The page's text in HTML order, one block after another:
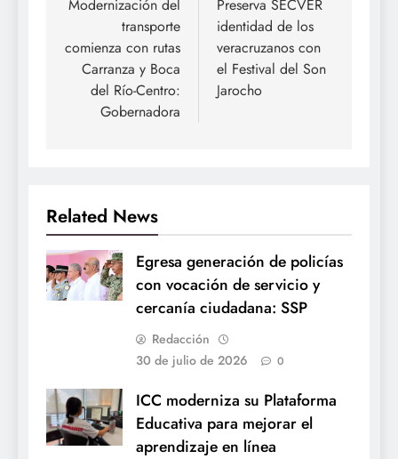
de
entradas
Modernización del
transporte
comienza con rutas
Carranza y Boca
del Río-Centro:
Gobernadora
Preserva SECVER
identidad de los
veracruzanos con
el Festival del Son
Jarocho
Related News
Egresa generación de policías
con vocación de servicio y
cercanía ciudadana: SSP
Redacción
30 de julio de 2026
0
ICC moderniza su Plataforma
Educativa para mejorar el
aprendizaje en línea